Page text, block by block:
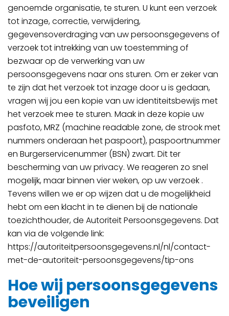
genoemde organisatie, te sturen. U kunt een verzoek
tot inzage, correctie, verwijdering,
gegevensoverdraging van uw persoonsgegevens of
verzoek tot intrekking van uw toestemming of
bezwaar op de verwerking van uw
persoonsgegevens naar ons sturen. Om er zeker van
te zijn dat het verzoek tot inzage door u is gedaan,
vragen wij jou een kopie van uw identiteitsbewijs met
het verzoek mee te sturen. Maak in deze kopie uw
pasfoto, MRZ (machine readable zone, de strook met
nummers onderaan het paspoort), paspoortnummer
en Burgerservicenummer (BSN) zwart. Dit ter
bescherming van uw privacy. We reageren zo snel
mogelijk, maar binnen vier weken, op uw verzoek .
Tevens willen we er op wijzen dat u de mogelijkheid
hebt om een klacht in te dienen bij de nationale
toezichthouder, de Autoriteit Persoonsgegevens. Dat
kan via de volgende link:
https://autoriteitpersoonsgegevens.nl/nl/contact-
met-de-autoriteit-persoonsgegevens/tip-ons
Hoe wij persoonsgegevens
beveiligen